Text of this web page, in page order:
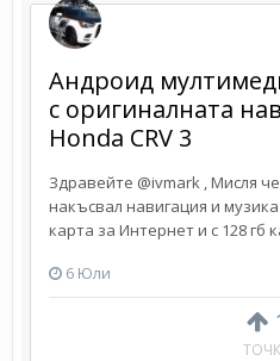
Андроид
с оригиналната
Honda CRV 3
Здравейте @ivmark , Мисля
накъсвал навигация и
карта за Интернет и с 128 гб
6 Юли